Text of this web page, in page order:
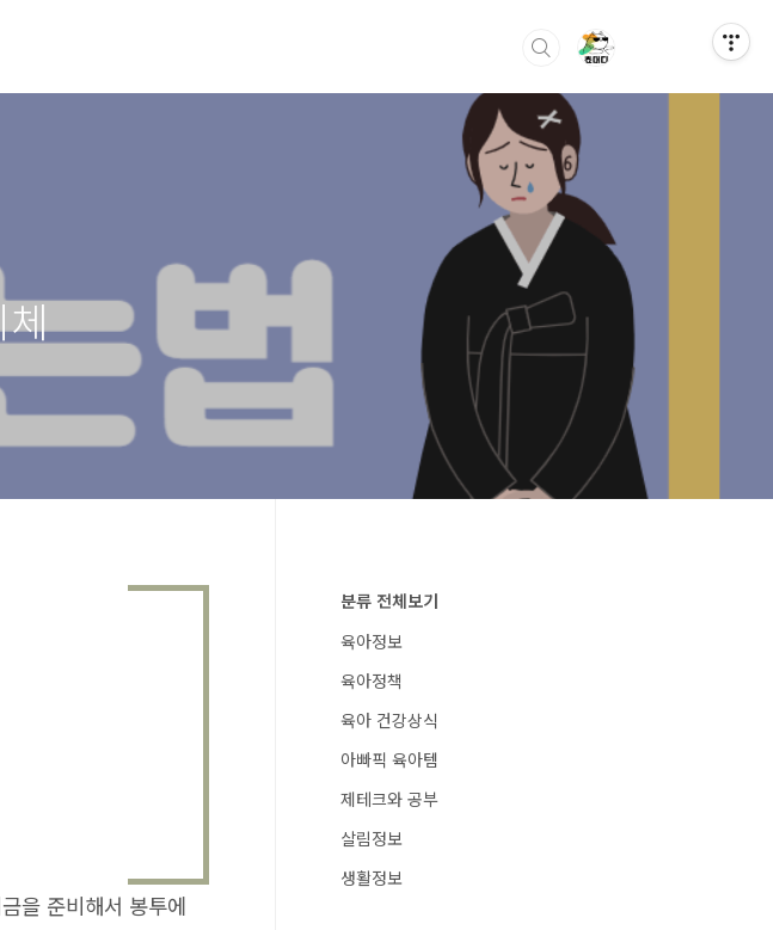
을 준비해서 봉투에
분류 전체보기
육아정보
육아정책
육아 건강상식
아빠픽 육아템
제테크와 공부
살림정보
생활정보